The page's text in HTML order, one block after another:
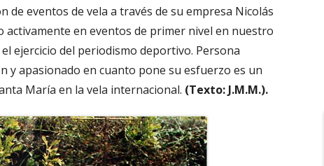
de eventos de vela a través de su empresa Nicolás
activamente en eventos de primer nivel en nuestro
ejercicio del periodismo deportivo. Persona
y apasionado en cuanto pone su esfuerzo es un
María en la vela internacional. (Texto: J.M.M.).